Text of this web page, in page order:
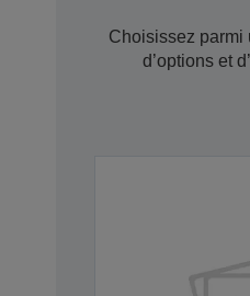
Choisissez parmi
d’options et